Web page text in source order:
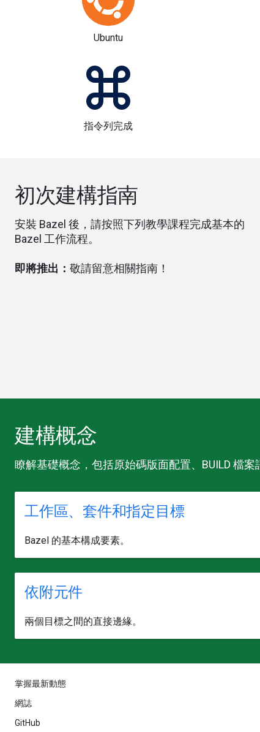
Ubuntu
指令列完成
初次建構指南
安裝 Bazel 後，請按照下列教學課程完成基本的
Bazel 工作流程。
即將推出： 敬請留意相關指南！
建構概念
瞭解基礎概念，包括原始碼版面配置、BUILD 檔案
工作區、套件和指定目標
Bazel 的基本構成要素。
依附元件
兩個目標之間的直接邊緣。
掌握最新動態
網誌
GitHub